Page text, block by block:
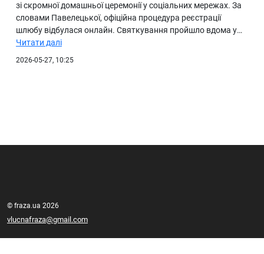
зі скромної домашньої церемонії у соціальних мережах. За
словами Павелецької, офіційна процедура реєстрації
шлюбу відбулася онлайн. Святкування пройшло вдома у…
Читати далі
2026-05-27, 10:25
© fraza.ua 2026
vlucnafraza@gmail.com